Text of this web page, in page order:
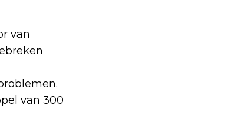
van
van 300